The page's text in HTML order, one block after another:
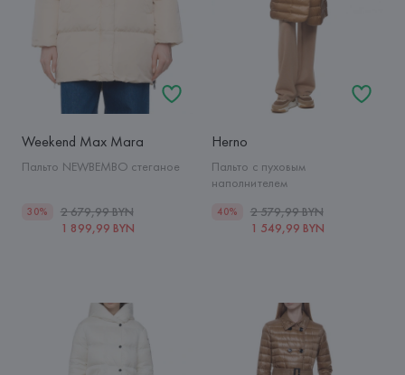
Weekend Max Mara
Пальто NEWBEMBO стеганое
30%
2 679,99 BYN
1 899,99 BYN
Herno
Пальто с пуховым
наполнителем
40%
2 579,99 BYN
1 549,99 BYN